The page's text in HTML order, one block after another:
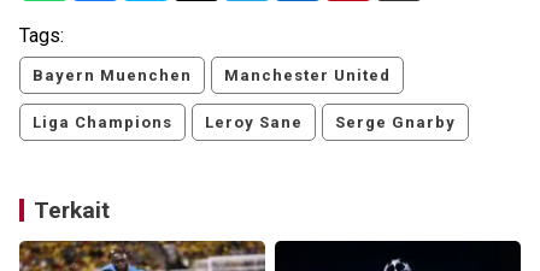
Tags:
Bayern Muenchen Manchester United
Liga Champions Leroy Sane Serge Gnarby
Terkait